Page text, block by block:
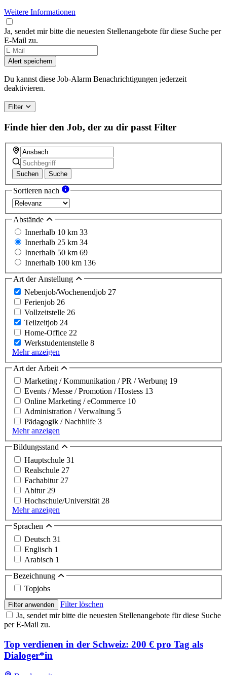
Weitere Informationen
Ja, sendet mir bitte die neuesten Stellenangebote für diese Suche per
E-Mail zu.
If
you
are
a
human,
this
field
Alert speichern
Du kannst diese Job-Alarm Benachrichtigungen jederzeit
deaktivieren.
Filter
Finde hier den Job, der zu dir passt Filter
Suchen Suche
Sortieren nach
Abstände
Innerhalb 10 km 33
Innerhalb 25 km 34
Innerhalb 50 km 69
Innerhalb 100 km 136
Art der Anstellung
Nebenjob/Wochenendjob 27
Ferienjob 26
Vollzeitstelle 26
Teilzeitjob 24
Home-Office 22
Werkstudentenstelle 8
Mehr anzeigen
Art der Arbeit
Marketing / Kommunikation / PR / Werbung 19
Events / Messe / Promotion / Hostess 13
Online Marketing / eCommerce 10
Administration / Verwaltung 5
Pädagogik / Nachhilfe 3
Mehr anzeigen
Bildungsstand
Hauptschule 31
Realschule 27
Fachabitur 27
Abitur 29
Hochschule/Universität 28
Mehr anzeigen
Sprachen
Deutsch 31
Englisch 1
Arabisch 1
Bezeichnung
Topjobs
Filter anwenden
Filter löschen
Ja, sendet mir bitte die neuesten Stellenangebote für diese Suche
per E-Mail zu.
Top verdienen in der Schweiz: 200 € pro Tag als
Dialoger*in